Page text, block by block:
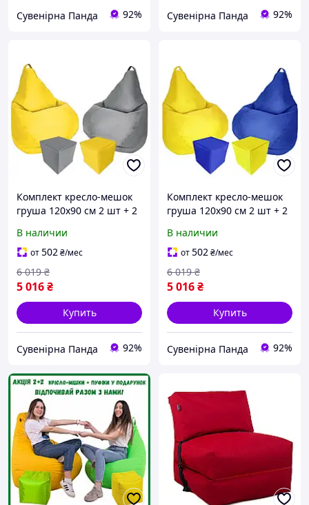
Сувенірна Панда 92% Сувенірна Панда 92%
Комплект кресло-мешок
груша 120x90 см 2 шт + 2
желтый/серый (sm-0619-
15)
В наличии
от502₴/мес
5 016₴
6 019 ₴
Купить
Сувенірна Панда 92%
Комплект кресло-мешок
груша 120x90 см 2 шт + 2
желтый/синий (sm-0619-
16)
В наличии
от502₴/мес
5 016₴
6 019 ₴
Купить
Сувенірна Панда 92%